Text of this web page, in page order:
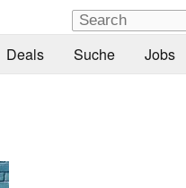
Deals Suche Jobs